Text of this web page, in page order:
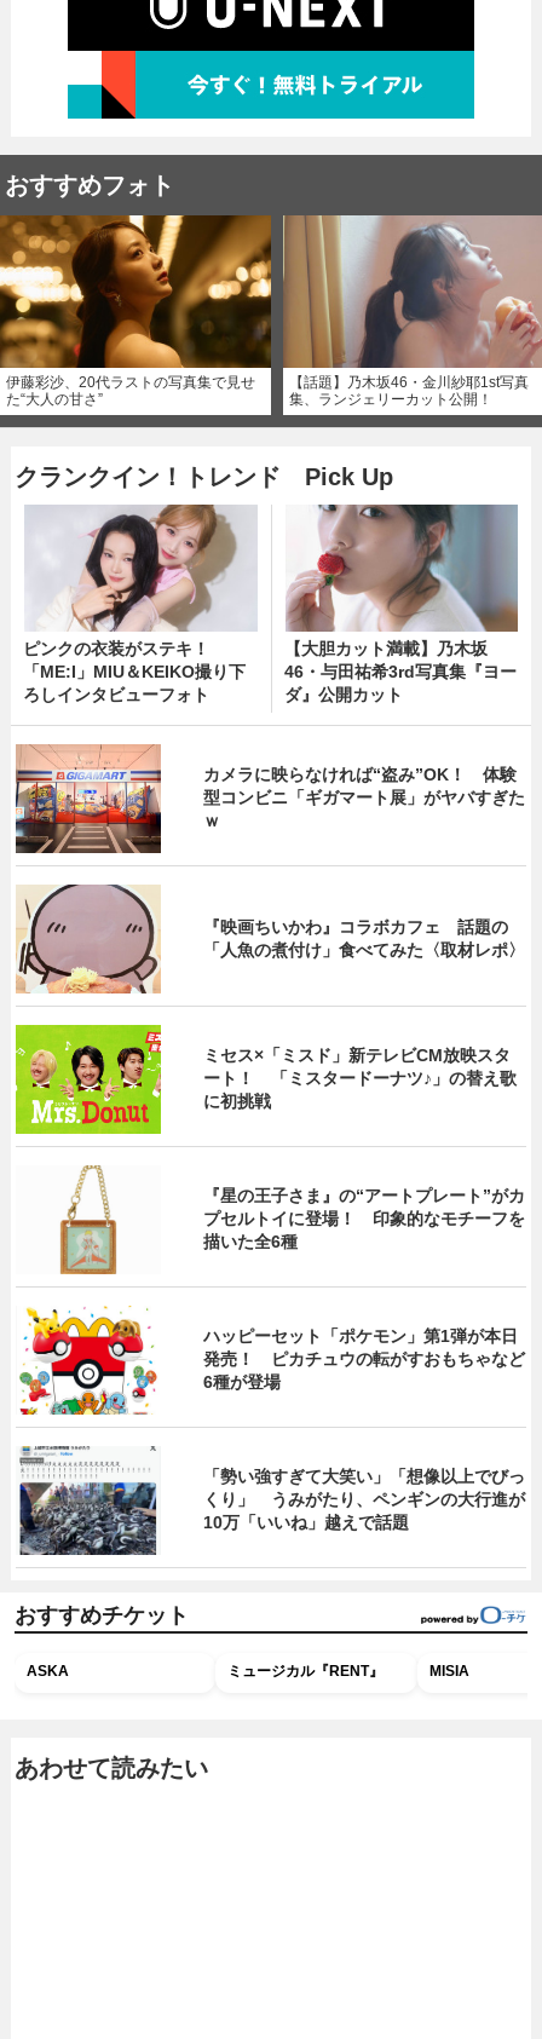
おすすめフォト
伊藤彩沙、20代ラストの写真集で見せ
た“大人の甘さ”
【話題】乃木坂46・金川紗耶1st写真
集、ランジェリーカット公開！
クランクイン！トレンド Pick Up
ピンクの衣装がステキ！
「ME:I」MIU＆KEIKO撮り下
ろしインタビューフォト
【大胆カット満載】乃木坂
46・与田祐希3rd写真集『ヨー
ダ』公開カット
カメラに映らなければ“盗み”OK！ 体験
型コンビニ「ギガマート展」がヤバすぎた
ｗ
『映画ちいかわ』コラボカフェ 話題の
「人魚の煮付け」食べてみた〈取材レポ〉
ミセス×「ミスド」新テレビCM放映スタ
ート！ 「ミスタードーナツ♪」の替え歌
に初挑戦
『星の王子さま』の“アートプレート”がカ
プセルトイに登場！ 印象的なモチーフを
描いた全6種
ハッピーセット「ポケモン」第1弾が本日
発売！ ピカチュウの転がすおもちゃなど
6種が登場
「勢い強すぎて大笑い」「想像以上でびっ
くり」 うみがたり、ペンギンの大行進が
10万「いいね」越えで話題
おすすめチケット
ASKA ミュージカル『RENT』 MISIA
あわせて読みたい